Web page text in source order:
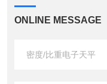
ONLINE MESSAGE